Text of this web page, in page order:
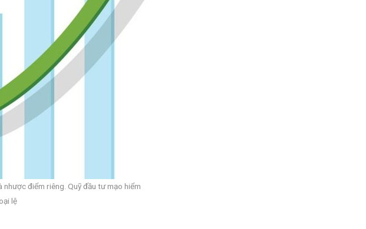
điểm riêng. Quỹ đầu tư mạo hiểm
lệ